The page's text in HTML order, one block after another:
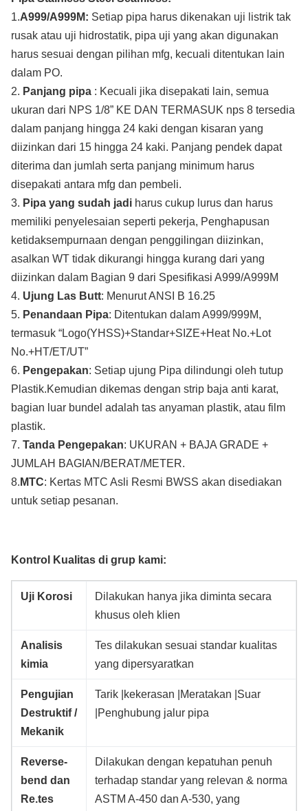
1.A999/A999M: Setiap pipa harus dikenakan uji listrik tak
rusak atau uji hidrostatik, pipa uji yang akan digunakan
harus sesuai dengan pilihan mfg, kecuali ditentukan lain
dalam PO.
2. Panjang pipa : Kecuali jika disepakati lain, semua
ukuran dari NPS 1/8” KE DAN TERMASUK nps 8 tersedia
dalam panjang hingga 24 kaki dengan kisaran yang
diizinkan dari 15 hingga 24 kaki. Panjang pendek dapat
diterima dan jumlah serta panjang minimum harus
disepakati antara mfg dan pembeli.
3. Pipa yang sudah jadi harus cukup lurus dan harus
memiliki penyelesaian seperti pekerja, Penghapusan
ketidaksempurnaan dengan penggilingan diizinkan,
asalkan WT tidak dikurangi hingga kurang dari yang
diizinkan dalam Bagian 9 dari Spesifikasi A999/A999M
4. Ujung Las Butt: Menurut ANSI B 16.25
5. Penandaan Pipa: Ditentukan dalam A999/999M,
termasuk “Logo(YHSS)+Standar+SIZE+Heat No.+Lot
No.+HT/ET/UT”
6. Pengepakan: Setiap ujung Pipa dilindungi oleh tutup
Plastik.Kemudian dikemas dengan strip baja anti karat,
bagian luar bundel adalah tas anyaman plastik, atau film
plastik.
7. Tanda Pengepakan: UKURAN + BAJA GRADE +
JUMLAH BAGIAN/BERAT/METER.
8. MTC: Kertas MTC Asli Resmi BWSS akan disediakan
untuk setiap pesanan.
Kontrol Kualitas di grup kami:
Uji Korosi
Dilakukan hanya jika diminta secara
khusus oleh klien
Analisis
kimia
Tes dilakukan sesuai standar kualitas
yang dipersyaratkan
Pengujian
Destruktif /
Mekanik
Tarik |kekerasan |Meratakan |Suar
|Penghubung jalur pipa
Reverse-
bend dan
Re.tes
Dilakukan dengan kepatuhan penuh
terhadap standar yang relevan & norma
ASTM A-450 dan A-530, yang